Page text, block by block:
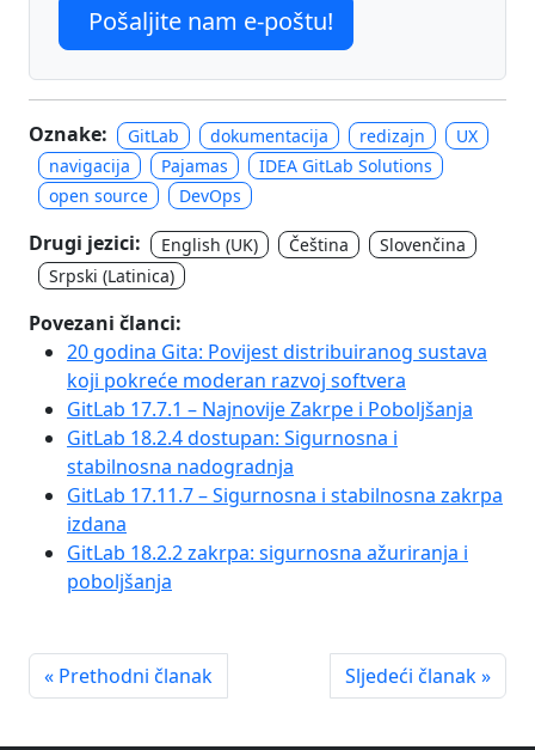
Pošaljite nam e-poštu!
Oznake: GitLab dokumentacija redizajn
UX
navigacija
Pajamas
IDEA GitLab Solutions
open source
DevOps
Drugi jezici: English (UK) Čeština
Slovenčina
Srpski (Latinica)
Povezani članci:
20 godina Gita: Povijest distribuiranog sustava
koji pokreće moderan razvoj softvera
GitLab 17.7.1 – Najnovije Zakrpe i Poboljšanja
GitLab 18.2.4 dostupan: Sigurnosna i
stabilnosna nadogradnja
GitLab 17.11.7 – Sigurnosna i stabilnosna zakrpa
izdana
GitLab 18.2.2 zakrpa: sigurnosna ažuriranja i
poboljšanja
« Prethodni članak Sljedeći članak »